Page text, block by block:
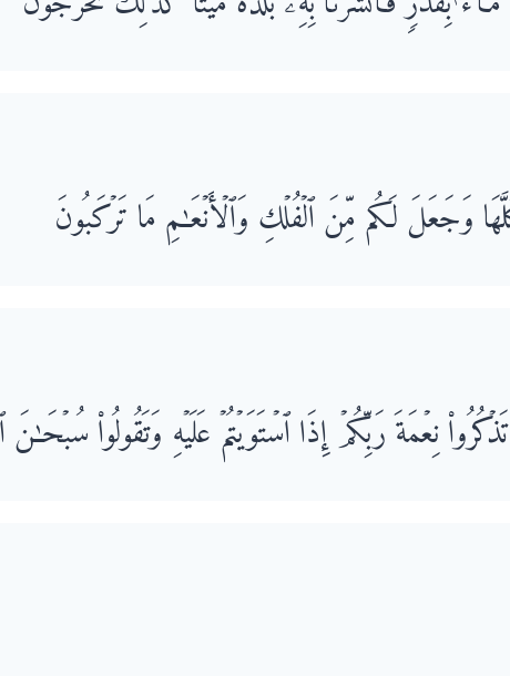
وَجَعَلَ لَكُم مِّنَ ٱلۡفُلۡكِ وَٱلۡأَنۡعَـٰمِ مَا تَرۡكَبُونَ
نِعۡمَةَ رَبِّكُمۡ إِذَا ٱسۡتَوَیۡتُمۡ عَلَیۡهِ وَتَقُولُوا۟ سُبۡحَـٰنَ